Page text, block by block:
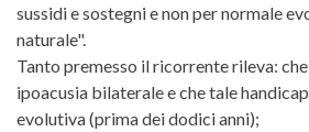
sussidi e sostegni e non per normale
naturale".
Tanto premesso il ricorrente rileva:
ipoacusia bilaterale e che tale
evolutiva (prima dei dodici anni);